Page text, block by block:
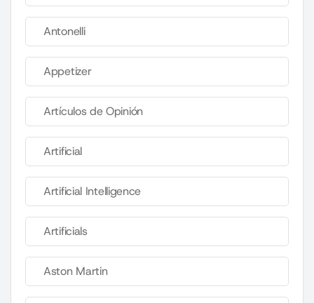
Antonelli
Appetizer
Artículos de Opinión
Artificial
Artificial Intelligence
Artificials
Aston Martin